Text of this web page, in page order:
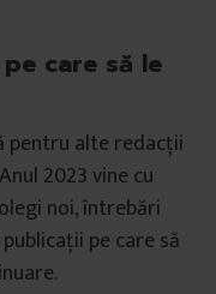
care să le
pentru alte redacții
2023 vine cu
noi, întrebări
pe care să